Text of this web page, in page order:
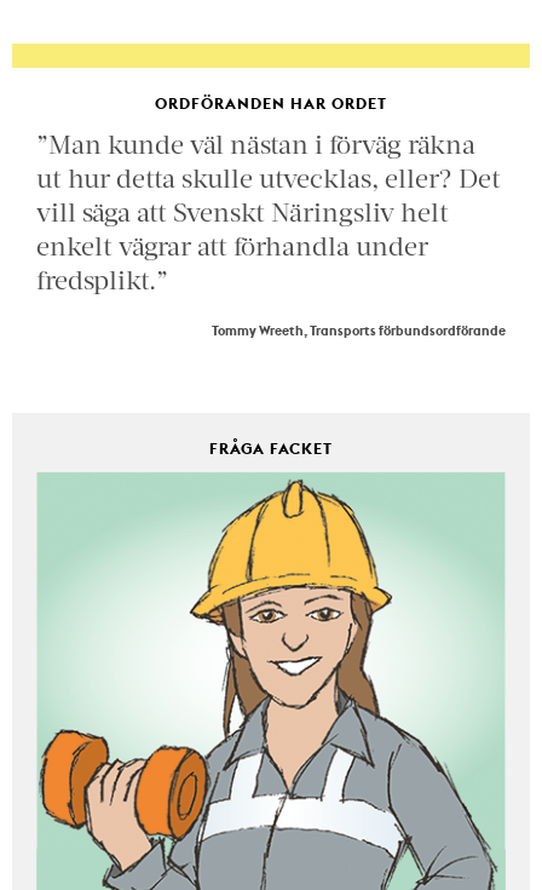
ORDFÖRANDEN HAR ORDET
”Man kunde väl nästan i förväg räkna
ut hur detta skulle utvecklas, eller? Det
vill säga att Svenskt Näringsliv helt
enkelt vägrar att förhandla under
fredsplikt.”
Tommy Wreeth, Transports förbundsordförande
FRÅGA FACKET